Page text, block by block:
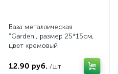
Ваза металлическая
"Garden", размер 25*15см,
цвет кремовый
12.90 руб. /шт